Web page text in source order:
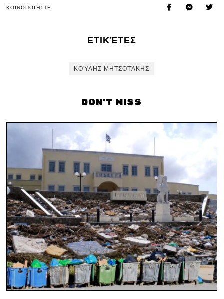
ΚΟΙΝΟΠΟΙΉΣΤΕ
ΕΤΙΚΈΤΕΣ
ΚΟΎΛΗΣ ΜΗΤΣΟΤΆΚΗΣ
DON'T MISS